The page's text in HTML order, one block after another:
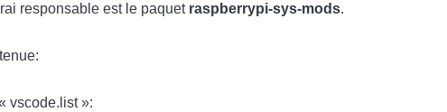
responsable est le paquet raspberrypi-sys-mods.
vscode.list »: